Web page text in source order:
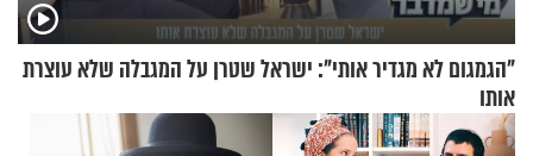
"הגמגום לא מגדיר אותי": ישראל שטרן על המגבלה שלא עוצרת
אותו